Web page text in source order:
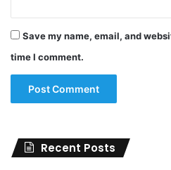
Save my name, email, and
time I comment.
Recent Posts